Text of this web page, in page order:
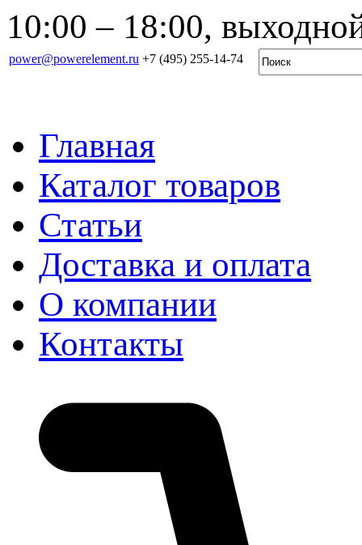
10:00 – 18:00,
power@powerelement.ru +7 (495) 255-14-74
Главная
Каталог товаров
Статьи
Доставка и оплата
О компании
Контакты